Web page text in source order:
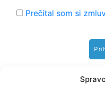
Prečítal som si